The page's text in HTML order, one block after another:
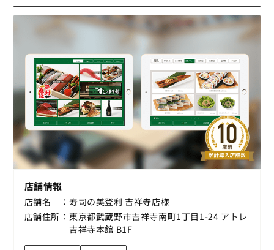
店舗情報
店舗名
寿司の美登利 吉祥寺店様
店舗住所
東京都武蔵野市吉祥寺南町1丁目1-24 アトレ
吉祥寺本館 B1F